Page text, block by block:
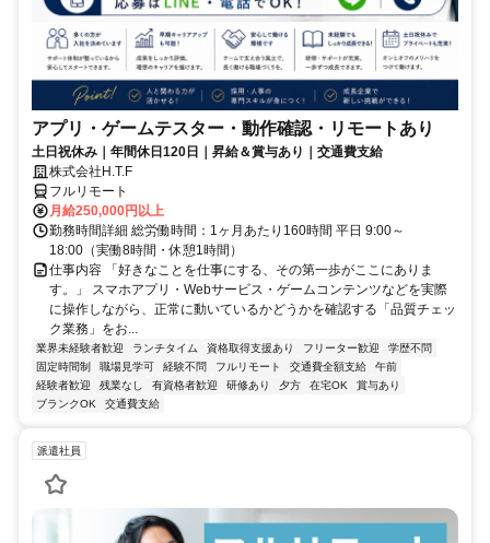
アプリ・ゲームテスター・動作確認・リモートあり
土日祝休み｜年間休日120日｜昇給＆賞与あり｜交通費支給
株式会社H.T.F
フルリモート
月給250,000円以上
勤務時間詳細 総労働時間：1ヶ月あたり160時間 平日 9:00～
18:00（実働8時間・休憩1時間）
仕事内容 「好きなことを仕事にする、その第一歩がここにありま
す。」 スマホアプリ・Webサービス・ゲームコンテンツなどを実際
に操作しながら、正常に動いているかどうかを確認する「品質チェッ
ク業務」をお...
業界未経験者歓迎 ランチタイム 資格取得支援あり フリーター歓迎
学歴不問
固定時間制
職場見学可 経験不問 フルリモート 交通費全額支給
午前
経験者歓迎
残業なし 有資格者歓迎 研修あり 夕方 在宅OK
賞与あり
ブランクOK
交通費支給
派遣社員